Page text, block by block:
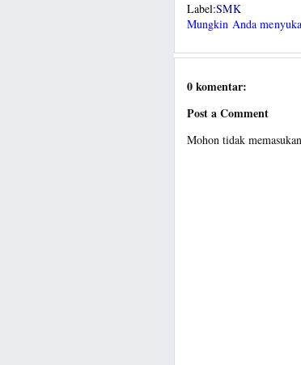
Label:SMK
Mungkin Anda
0 komentar:
Post a Comment
Mohon tidak